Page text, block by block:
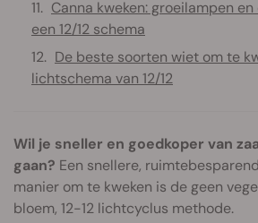
Canna kweken: groeilampen
een 12/12 schema
De beste soorten wiet om te
lichtschema van 12/12
Wil je sneller en goedkoper van
gaan? Een snellere,
manier om te kweken is de geen
bloem, 12-12 lichtcyclus methode.